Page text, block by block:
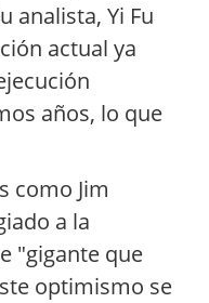
analista, Yi Fu
actual ya
años, lo que
como Jim
a la
"gigante que
optimismo se